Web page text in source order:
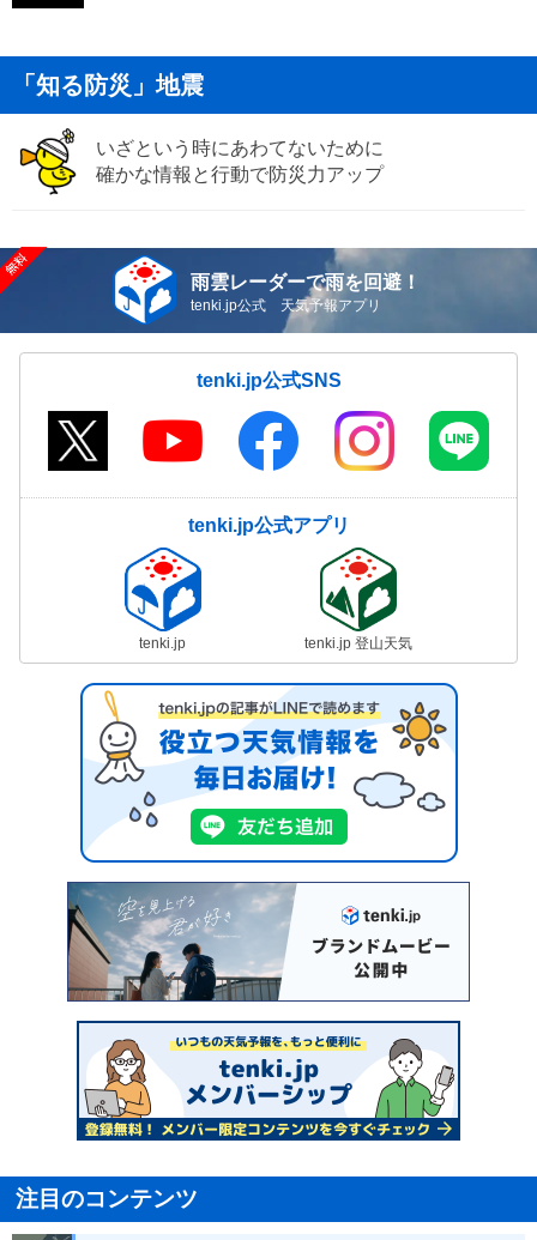
「知る防災」地震
いざという時にあわてないために
確かな情報と行動で防災力アップ
雨雲レーダーで雨を回避！
tenki.jp公式 天気予報アプリ
tenki.jp公式SNS
tenki.jp公式アプリ
tenki.jp tenki.jp 登山天気
注目のコンテンツ